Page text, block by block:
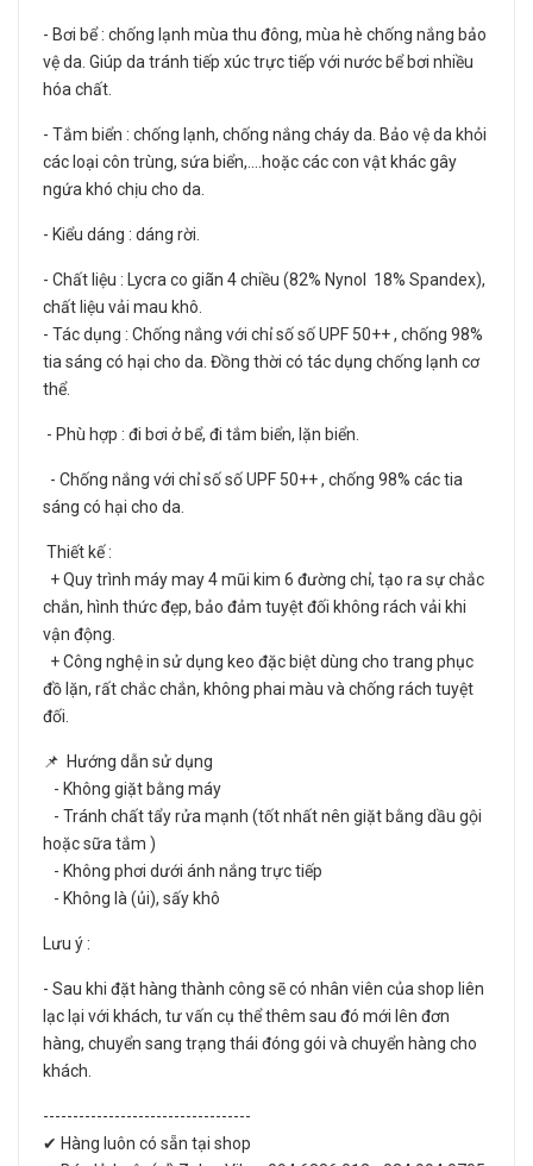
- Bơi bể : chống lạnh mùa thu đông, mùa hè chống nắng bảo
vệ da. Giúp da tránh tiếp xúc trực tiếp với nước bể bơi nhiều
hóa chất.
- Tắm biển : chống lạnh, chống nắng cháy da. Bảo vệ da khỏi
các loại côn trùng, sứa biển,....hoặc các con vật khác gây
ngứa khó chịu cho da.
- Kiểu dáng : dáng rời.
- Chất liệu : Lycra co giãn 4 chiều (82% Nynol 18% Spandex),
chất liệu vải mau khô.
- Tác dụng : Chống nắng với chỉ số số UPF 50++ , chống 98%
tia sáng có hại cho da. Đồng thời có tác dụng chống lạnh cơ
thể.
- Phù hợp : đi bơi ở bể, đi tắm biển, lặn biển.
- Chống nắng với chỉ số số UPF 50++ , chống 98% các tia
sáng có hại cho da.
Thiết kế :
+ Quy trình máy may 4 mũi kim 6 đường chỉ, tạo ra sự chắc
chắn, hình thức đẹp, bảo đảm tuyệt đối không rách vải khi
vận động.
+ Công nghệ in sử dụng keo đặc biệt dùng cho trang phục
đồ lặn, rất chắc chắn, không phai màu và chống rách tuyệt
đối.
📌 Hướng dẫn sử dụng
- Không giặt bằng máy
- Tránh chất tẩy rửa mạnh (tốt nhất nên giặt bằng dầu gội
hoặc sữa tắm )
- Không phơi dưới ánh nắng trực tiếp
- Không là (ủi), sấy khô
Lưu ý :
- Sau khi đặt hàng thành công sẽ có nhân viên của shop liên
lạc lại với khách, tư vấn cụ thể thêm sau đó mới lên đơn
hàng, chuyển sang trạng thái đóng gói và chuyển hàng cho
khách.
-----------------------------------
✔ Hàng luôn có sẵn tại shop